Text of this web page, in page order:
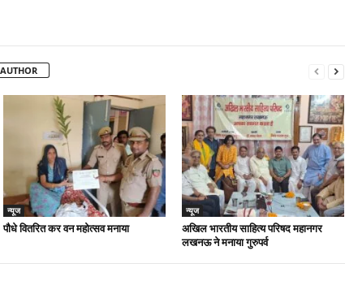
न्यूज
पौधे वितरित कर वन महोत्सव मनाया
न्यूज
अखिल भारतीय साहित्य परिषद महानगर
लखनऊ ने मनाया गुरुपर्व